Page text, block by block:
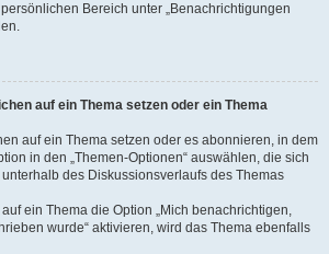
Bereich unter „Benachrichtigungen
auf ein Thema setzen oder ein Thema
auf ein Thema setzen oder es abonnieren, in dem
in den „Themen-Optionen“ auswählen, die sich
des Diskussionsverlaufs des Themas
ein Thema die Option „Mich benachrichtigen,
wurde“ aktivieren, wird das Thema ebenfalls